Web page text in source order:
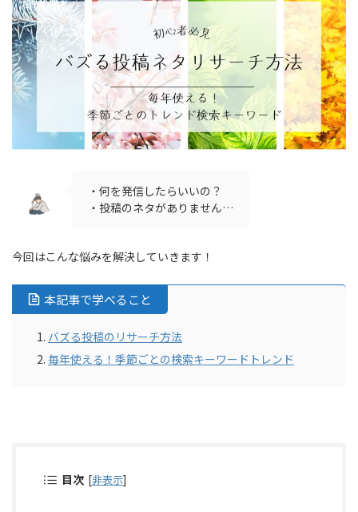
・何を発信したらいいの？
・投稿のネタがありません…
今回はこんな悩みを解決していきます！
本記事で学べること
バズる投稿のリサーチ方法
毎年使える！季節ごとの検索キーワードトレンド
目次 [非表示]